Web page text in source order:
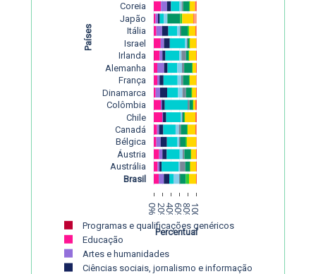
0%20%40%60%80%100%
Brasil
Austrália
Áustria
Bélgica
Canadá
Chile
Colômbia
Dinamarca
França
Alemanha
Irlanda
Israel
Itália
Japão
Coreia
Programas e qualificações genéricos
Educação
Artes e humanidades
Ciências sociais, jornalismo e informação
Percentual
Países